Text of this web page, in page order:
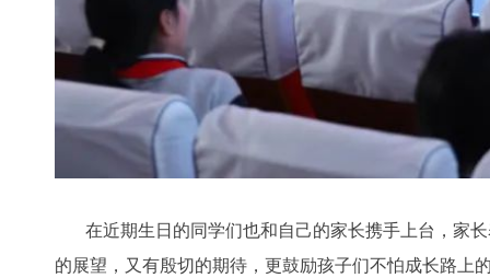
在近期生日的同学们也和自己的家长携手上台，家长
的展望，又有殷切的期待，更鼓励孩子们不怕成长路上